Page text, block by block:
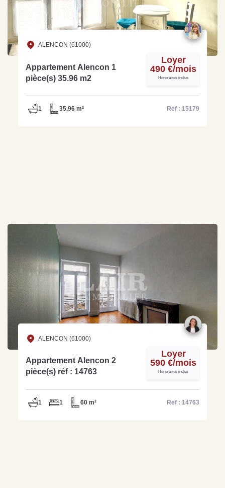
ALENCON (61000)
Appartement Alencon 1
pièce(s) 35.96 m2
Loyer
490 €/mois
Honoraires inclus
1 35.96 m² Ref : 15179
ALENCON (61000)
Appartement Alencon 2
pièce(s) réf : 14763
Loyer
590 €/mois
Honoraires inclus
1 1 60 m² Ref : 14763